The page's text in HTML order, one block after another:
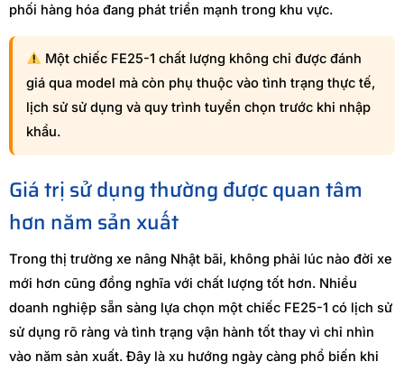
phối hàng hóa đang phát triển mạnh trong khu vực.
Một chiếc FE25-1 chất lượng không chỉ được đánh
giá qua model mà còn phụ thuộc vào tình trạng thực tế,
lịch sử sử dụng và quy trình tuyển chọn trước khi nhập
khẩu.
Giá trị sử dụng thường được quan tâm
hơn năm sản xuất
Trong thị trường xe nâng Nhật bãi, không phải lúc nào đời xe
mới hơn cũng đồng nghĩa với chất lượng tốt hơn. Nhiều
doanh nghiệp sẵn sàng lựa chọn một chiếc FE25-1 có lịch sử
sử dụng rõ ràng và tình trạng vận hành tốt thay vì chỉ nhìn
vào năm sản xuất. Đây là xu hướng ngày càng phổ biến khi